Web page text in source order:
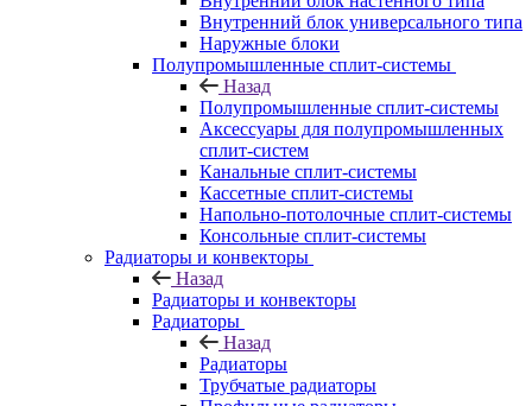
Внутренний блок универсального типа
Наружные блоки
Полупромышленные сплит-системы
Назад
Полупромышленные сплит-системы
Аксессуары для полупромышленных
сплит-систем
Канальные сплит-системы
Кассетные сплит-системы
Напольно-потолочные сплит-системы
Консольные сплит-системы
Радиаторы и конвекторы
Назад
Радиаторы и конвекторы
Радиаторы
Назад
Радиаторы
Трубчатые радиаторы